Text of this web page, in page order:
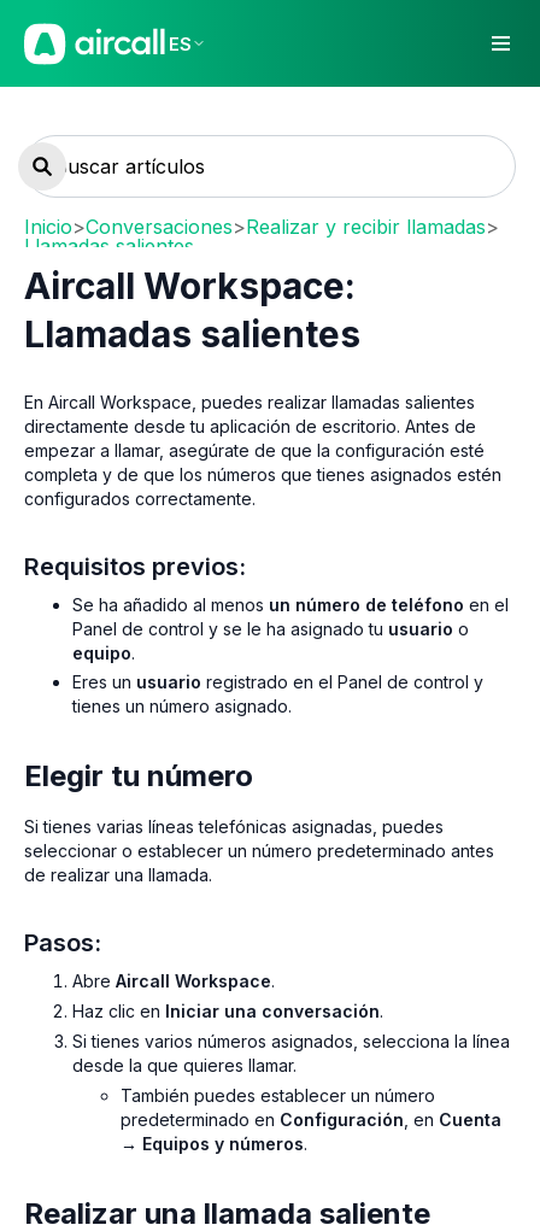
ES
Inicio>Conversaciones>Realizar y recibir llamadas>
Llamadas salientes
Aircall Workspace:
Llamadas salientes
En Aircall Workspace, puedes realizar llamadas salientes
directamente desde tu aplicación de escritorio. Antes de
empezar a llamar, asegúrate de que la configuración esté
completa y de que los números que tienes asignados estén
configurados correctamente.
Requisitos previos:
Se ha añadido al menos un número de teléfono en el
Panel de control y se le ha asignado tu usuario o
equipo.
Eres un usuario registrado en el Panel de control y
tienes un número asignado.
Elegir tu número
Si tienes varias líneas telefónicas asignadas, puedes
seleccionar o establecer un número predeterminado antes
de realizar una llamada.
Pasos:
Abre Aircall Workspace.
Haz clic en Iniciar una conversación.
Si tienes varios números asignados, selecciona la línea
desde la que quieres llamar.
También puedes establecer un número
predeterminado en Configuración , en Cuenta
→ Equipos y números.
Realizar una llamada saliente